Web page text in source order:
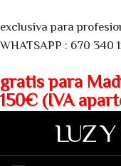
exclusiva para
WHATSAPP : 670 340
gratis para
150€ (IVA
LUZ